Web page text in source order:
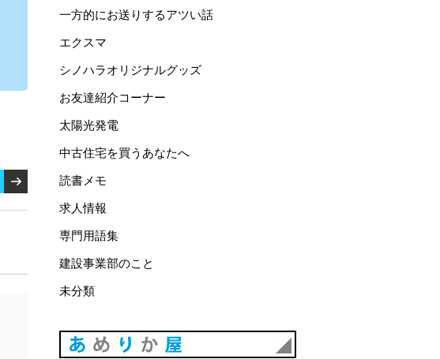
一方的にお送りするアツい話
エクスマ
シノハラオリジナルグッズ
お友達紹介コーナー
太陽光発電
中古住宅を買うあなたへ
読書メモ
求人情報
専門用語集
建設事業部のこと
未分類